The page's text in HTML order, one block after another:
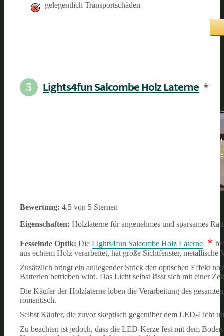
gelegentlich Transportschäden
5 Lights4fun Salcombe Holz Laterne *
Bewertung: 4.5 von 5 Sternen
Eigenschaften: Holzlaterne für angenehmes und sparsames
Fesselnde Optik: Die Lights4fun Salcombe Holz Laterne *
aus echtem Holz verarbeitet, hat große Sichtfenster, metallische
Zusätzlich bringt ein anliegender Strick den optischen Effekt
Batterien betrieben wird. Das Licht selbst lässt sich mit einer
Die Käufer der Holzlaterne loben die Verarbeitung des
romantisch.
Selbst Käufer, die zuvor skeptisch gegenüber dem LED-Licht
Zu beachten ist jedoch, dass die LED-Kerze fest mit dem